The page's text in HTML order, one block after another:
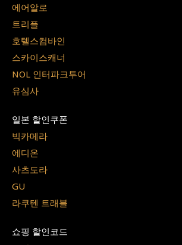
에어알로
트리플
호텔스컴바인
스카이스캐너
NOL 인터파크투어
유심사
일본 할인쿠폰
빅카메라
에디온
사츠도라
GU
라쿠텐 트래블
쇼핑 할인코드